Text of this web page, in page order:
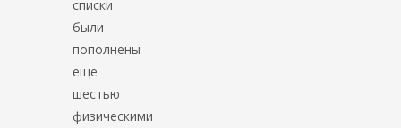
списки
были
пополнены
ещё
шестью
физическими